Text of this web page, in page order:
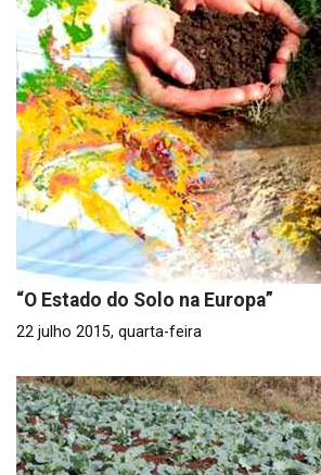
“O Estado do Solo na Europa”
22 julho 2015, quarta-feira